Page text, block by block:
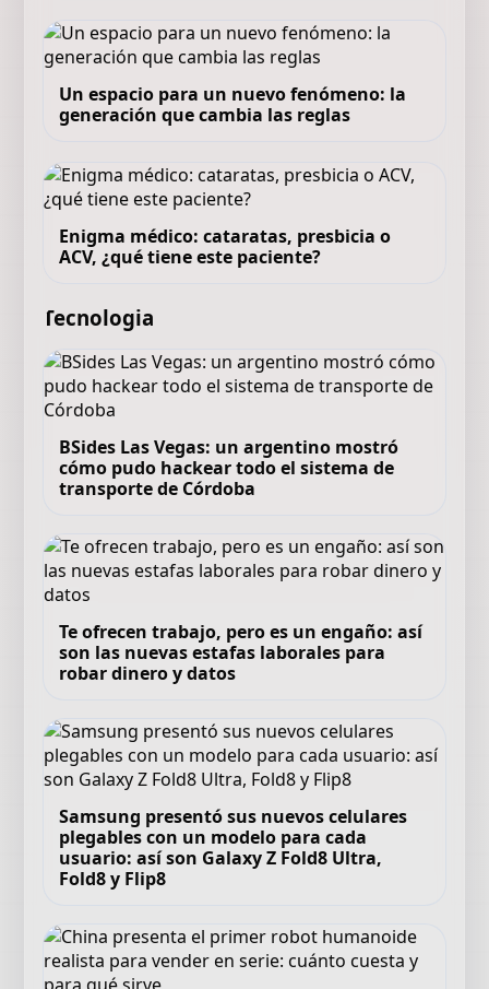
Un espacio para un nuevo fenómeno: la
generación que cambia las reglas
Enigma médico: cataratas, presbicia o
ACV, ¿qué tiene este paciente?
Tecnologia
BSides Las Vegas: un argentino mostró
cómo pudo hackear todo el sistema de
transporte de Córdoba
Te ofrecen trabajo, pero es un engaño: así
son las nuevas estafas laborales para
robar dinero y datos
Samsung presentó sus nuevos celulares
plegables con un modelo para cada
usuario: así son Galaxy Z Fold8 Ultra,
Fold8 y Flip8